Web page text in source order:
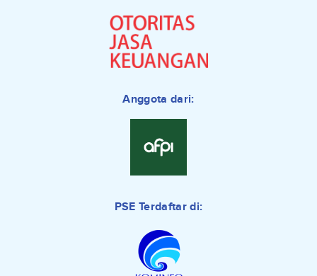
Anggota dari:
PSE Terdaftar di: